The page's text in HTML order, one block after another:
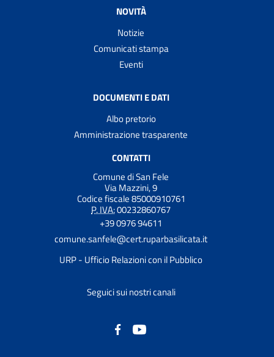
NOVITÀ
Notizie
Comunicati stampa
Eventi
DOCUMENTI E DATI
Albo pretorio
Amministrazione trasparente
CONTATTI
Comune di San Fele
Via Mazzini, 9
Codice fiscale 85000910761
P. IVA:00232860767
+39 0976 94611
comune.sanfele@cert.ruparbasilicata.it
URP - Ufficio Relazioni con il Pubblico
Seguici sui nostri canali